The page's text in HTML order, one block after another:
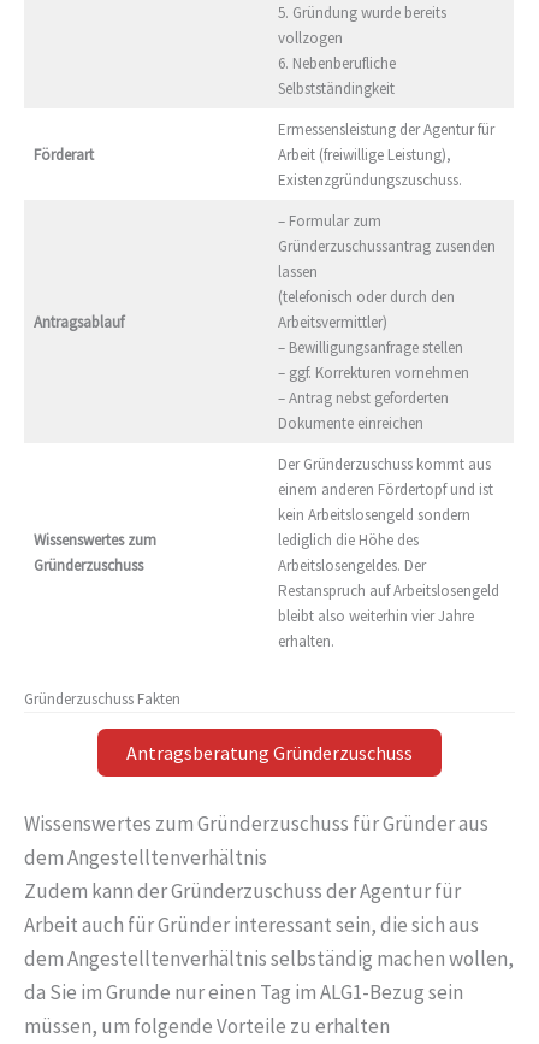
5. Gründung wurde bereits
vollzogen
6. Nebenberufliche
Selbstständingkeit
Förderart
Ermessensleistung der Agentur für
Arbeit (freiwillige Leistung),
Existenzgründungszuschuss.
Antragsablauf
– Formular zum
Gründerzuschussantrag zusenden
lassen
(telefonisch oder durch den
Arbeitsvermittler)
– Bewilligungsanfrage stellen
– ggf. Korrekturen vornehmen
– Antrag nebst geforderten
Dokumente einreichen
Wissenswertes zum
Gründerzuschuss
Der Gründerzuschuss kommt aus
einem anderen Fördertopf und ist
kein Arbeitslosengeld sondern
lediglich die Höhe des
Arbeitslosengeldes. Der
Restanspruch auf Arbeitslosengeld
bleibt also weiterhin vier Jahre
erhalten.
Gründerzuschuss Fakten
Antragsberatung Gründerzuschuss
Wissenswertes zum Gründerzuschuss für Gründer aus
dem Angestelltenverhältnis
Zudem kann der Gründerzuschuss der Agentur für
Arbeit auch für Gründer interessant sein, die sich aus
dem Angestelltenverhältnis selbständig machen wollen,
da Sie im Grunde nur einen Tag im ALG1-Bezug sein
müssen, um folgende Vorteile zu erhalten